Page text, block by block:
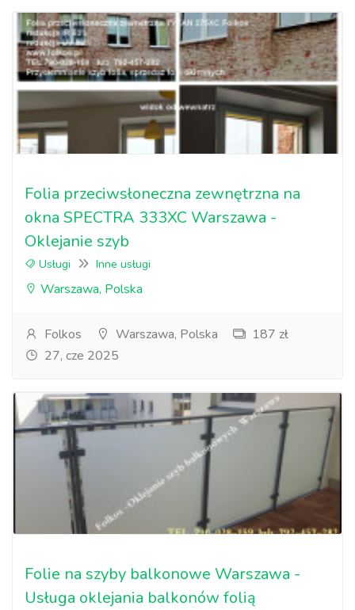
Folia przeciwsłoneczna zewnętrzna na
okna SPECTRA 333XC Warszawa -
Oklejanie szyb
Usługi Inne usługi
Warszawa, Polska
Folkos Warszawa, Polska
187 zł
27, cze 2025
Folie na szyby balkonowe Warszawa -
Usługa oklejania balkonów folią